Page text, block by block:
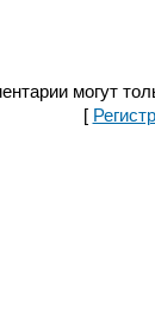
могут
[